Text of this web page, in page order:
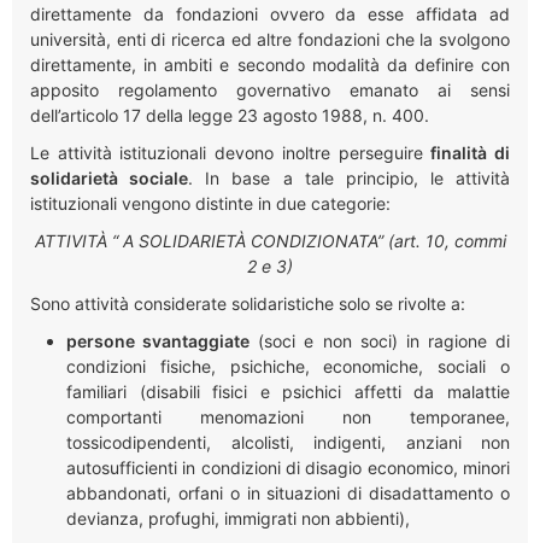
direttamente da fondazioni ovvero da esse affidata ad
università, enti di ricerca ed altre fondazioni che la svolgono
direttamente, in ambiti e secondo modalità da definire con
apposito regolamento governativo emanato ai sensi
dell’articolo 17 della legge 23 agosto 1988, n. 400.
Le attività istituzionali devono inoltre perseguirefinalità di
solidarietà sociale. In base a tale principio, le attività
istituzionali vengono distinte in due categorie:
ATTIVITÀ “ A SOLIDARIETÀ CONDIZIONATA” (art. 10, commi
2 e 3)
Sono attività considerate solidaristiche solo se rivolte a:
persone svantaggiate (soci e non soci) in ragione di
condizioni fisiche, psichiche, economiche, sociali o
familiari (disabili fisici e psichici affetti da malattie
comportanti menomazioni non temporanee,
tossicodipendenti, alcolisti, indigenti, anziani non
autosufficienti in condizioni di disagio economico, minori
abbandonati, orfani o in situazioni di disadattamento o
devianza, profughi, immigrati non abbienti),